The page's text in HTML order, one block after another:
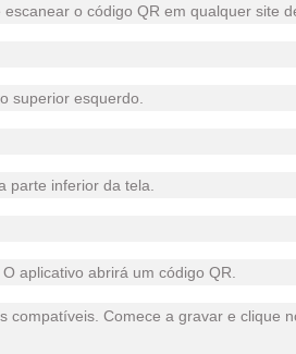
o código QR em qualquer site
superior esquerdo.
parte inferior da tela.
aplicativo abrirá um código QR.
Comece a gravar e clique